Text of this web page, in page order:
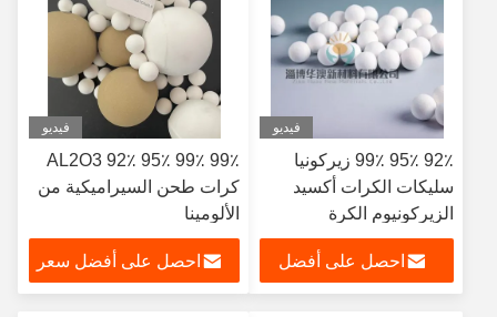
فيديو
92٪ 95٪ 99٪ زيركونيا
سليكات الكرات أكسيد
الزيركونيوم الكرة
احصل على أفضل
فيديو
AL2O3 92٪ 95٪ 99٪ 99٪
كرات طحن السيراميكية من
الألومينا
احصل على أفضل سعر